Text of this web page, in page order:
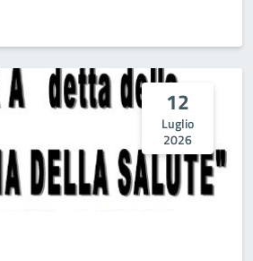
DIMENTICATO DELLA
12
Luglio
2026